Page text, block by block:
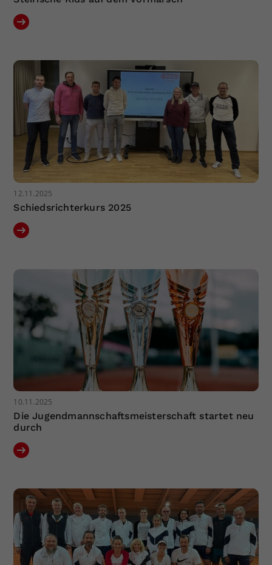
12.11.2025
Schiedsrichterkurs 2025
10.11.2025
Die Jugendmannschaftsmeisterschaft startet neu
durch